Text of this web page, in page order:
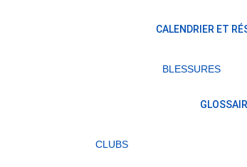
CALENDRIER ET
BLESSURES
CLUBS